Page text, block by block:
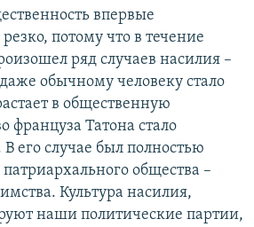
впервые
потому что в течение
ряд случаев насилия –
обычному человеку стало
в общественную
француза Татона стало
его случае был полностью
общества –
Культура насилия,
наши политические партии,